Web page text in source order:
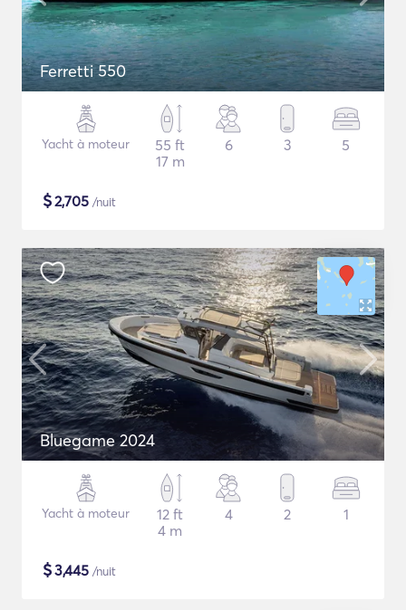
Ferretti 550
Yacht à moteur
55 ft
17 m
6 3 5
$2,705 /nuit
Bluegame 2024
Yacht à moteur
12 ft
4 m
4 2 1
$3,445 /nuit